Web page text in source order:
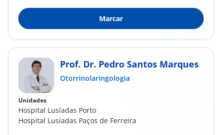
Marcar
Prof. Dr. Pedro Santos Marques
Otorrinolaringologia
Unidades
Hospital Lusíadas Porto
Hospital Lusíadas Paços de Ferreira